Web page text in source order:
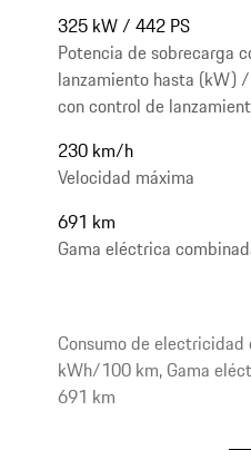
325 kW / 442 PS
Potencia de sobrecarga
lanzamiento hasta (kW)
con control de
230 km/h
Velocidad máxima
691 km
Gama eléctrica
Consumo de
kWh/100 km, Gama
691 km